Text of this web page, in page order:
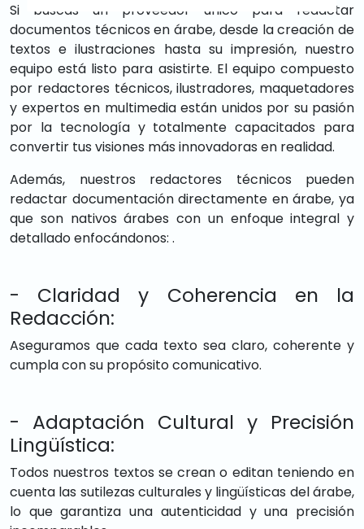
Si buscas un proveedor único para redactar
documentos técnicos en árabe, desde la creación de
textos e ilustraciones hasta su impresión, nuestro
equipo está listo para asistirte. El equipo compuesto
por redactores técnicos, ilustradores, maquetadores
y expertos en multimedia están unidos por su pasión
por la tecnología y totalmente capacitados para
convertir tus visiones más innovadoras en realidad.
Además, nuestros redactores técnicos pueden
redactar documentación directamente en árabe, ya
que son nativos árabes con un enfoque integral y
detallado enfocándonos: .
- Claridad y Coherencia en la
Redacción:
Aseguramos que cada texto sea claro, coherente y
cumpla con su propósito comunicativo.
- Adaptación Cultural y Precisión
Lingüística:
Todos nuestros textos se crean o editan teniendo en
cuenta las sutilezas culturales y lingüísticas del árabe,
lo que garantiza una autenticidad y una precisión